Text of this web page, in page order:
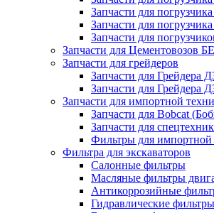
Запчасти для
Запчасти для
Запчасти для
Запчасти для Цементовозов
Запчасти для грейдеров
Запчасти для Грейдера
Запчасти для Грейдера
Запчасти для импортной
Запчасти для Bobcat
Запчасти для
Фильтры для импортной
Фильтра для экскаваторов
Салонные фильтры
Масляные фильтры
Антикоррозийные
Гидравлические фильтры